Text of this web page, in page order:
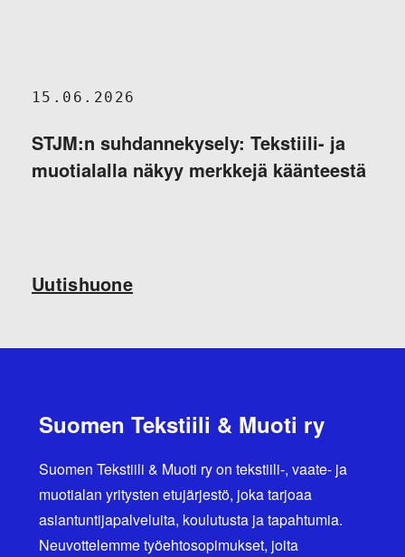
15.06.2026
STJM:n suhdannekysely: Tekstiili- ja
muotialalla näkyy merkkejä käänteestä
Uutishuone
Suomen Tekstiili & Muoti ry
Suomen Tekstiili & Muoti ry on tekstiili-, vaate- ja
muotialan yritysten etujärjestö, joka tarjoaa
asiantuntijapalveluita, koulutusta ja tapahtumia.
Neuvottelemme työehtosopimukset, joita